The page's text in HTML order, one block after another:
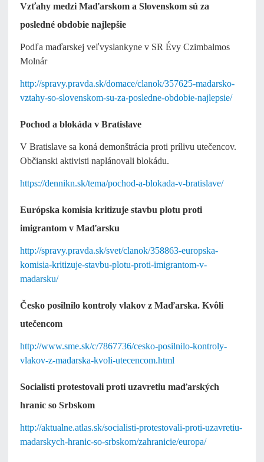
Vzťahy medzi Maďarskom a Slovenskom sú za
posledné obdobie najlepšie
Podľa maďarskej veľvyslankyne v SR Évy Czimbalmos
Molnár
http://spravy.pravda.sk/domace/clanok/357625-madarsko-
vztahy-so-slovenskom-su-za-posledne-obdobie-najlepsie/
Pochod a blokáda v Bratislave
V Bratislave sa koná demonštrácia proti prílivu utečencov.
Občianski aktivisti naplánovali blokádu.
https://dennikn.sk/tema/pochod-a-blokada-v-bratislave/
Európska komisia kritizuje stavbu plotu proti
imigrantom v Maďarsku
http://spravy.pravda.sk/svet/clanok/358863-europska-
komisia-kritizuje-stavbu-plotu-proti-imigrantom-v-
madarsku/
Česko posilnilo kontroly vlakov z Maďarska. Kvôli
utečencom
http://www.sme.sk/c/7867736/cesko-posilnilo-kontroly-
vlakov-z-madarska-kvoli-utecencom.html
Socialisti protestovali proti uzavretiu maďarských
hraníc so Srbskom
http://aktualne.atlas.sk/socialisti-protestovali-proti-uzavretiu-
madarskych-hranic-so-srbskom/zahranicie/europa/